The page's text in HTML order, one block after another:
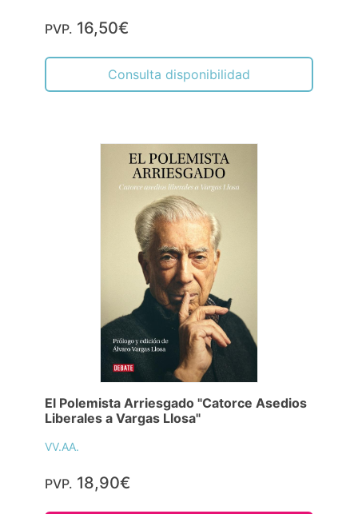
PVP. 16,50€
Consulta disponibilidad
El Polemista Arriesgado "Catorce Asedios
Liberales a Vargas Llosa"
VV.AA.
PVP. 18,90€